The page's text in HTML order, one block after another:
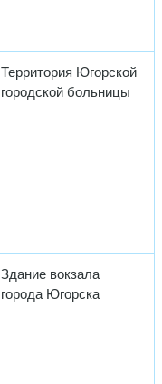
Территория Югорской
городской больницы
Здание вокзала
города Югорска